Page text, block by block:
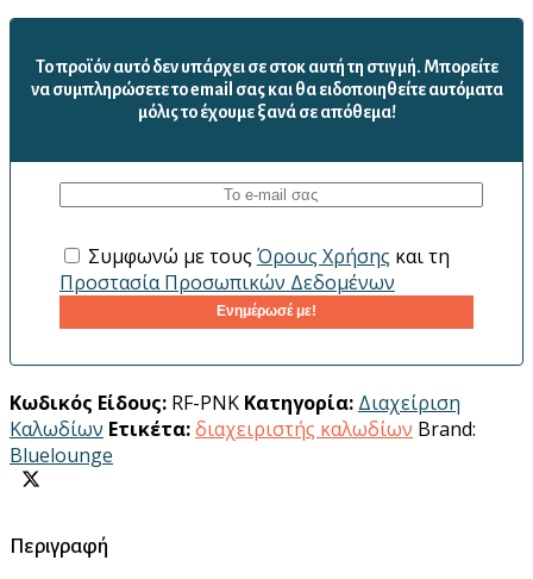
Το προϊόν αυτό δεν υπάρχει σε στοκ αυτή τη στιγμή. Mπορείτε
να συμπληρώσετε το email σας και θα ειδοποιηθείτε αυτόματα
μόλις το έχουμε ξανά σε απόθεμα!
Συμφωνώ με τους Όρους Χρήσης και τη
Προστασία Προσωπικών Δεδομένων
Ενημέρωσέ με!
Κωδικός Είδους: RF-PNK Κατηγορία: Διαχείριση
Καλωδίων Ετικέτα:διαχειριστής καλωδίων Brand:
Bluelounge
Περιγραφή